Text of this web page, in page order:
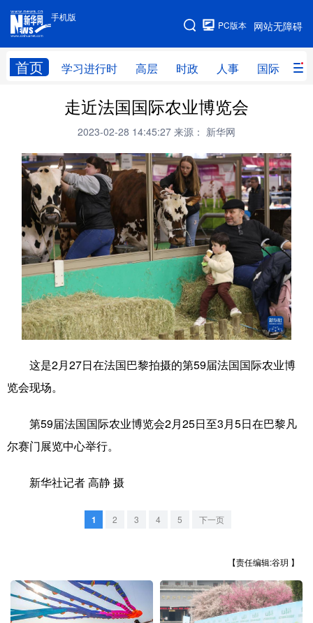
手机版
网站无障碍
PC版本
首页 学习进行时 高层 时政 人事 国际 财
手机版
网站地图
学习进行时 高层 时政
财经 网评
台湾 思客智库 全球连线 教育
科技 科创 量子 体育
文化 书画 健康 军事
访谈 视频 图片 政务
法律 金融 汽车
食品 人居 信息化 数字经济
学术中国 乡村振兴 银龄 溯源中国
城市 旅游 能源 会展
公益 一带一路 亚太网 上市公司
江苏
浙江 安徽 福建 江西
走近法国国际农业博览会
2023-02-28 14:45:27 来源： 新华网
这是2月27日在法国巴黎拍摄的第59届法国国际农业博
览会现场。
第59届法国国际农业博览会2月25日至3月5日在巴黎凡
尔赛门展览中心举行。
新华社记者 高静 摄
1 2 3 4 5 下一页
【责任编辑:谷玥 】